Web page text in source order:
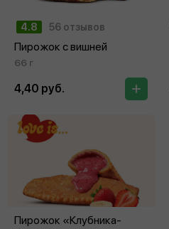
4.8 56 отзывов
Пирожок с вишней
66 г
4,40 руб.
Пирожок «Клубника-